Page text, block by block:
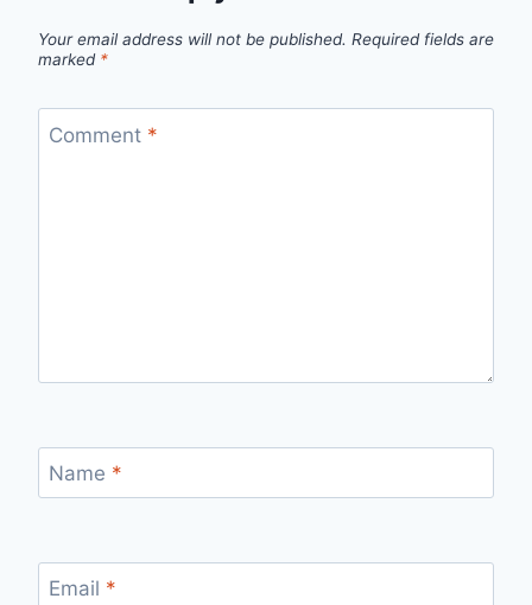
Your email address will not be published. Required fields are
marked *
Comment *
Name *
Email *